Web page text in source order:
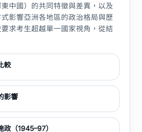
中國）的共同特徵與差異，以及
影響亞洲各地區的政治格局與歷
求考生超越單一國家視角，從結
較
影響
政（1945–97）